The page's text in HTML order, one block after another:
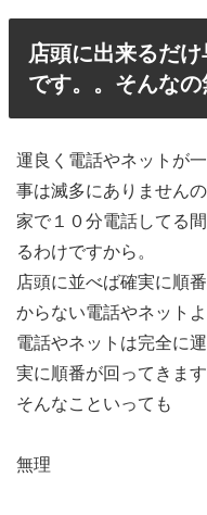
店頭に出来るだ
です。。そんなの
運良く電話やネットが
事は滅多にありませんの
家で１０分電話してる
るわけですから。
店頭に並べば確実に順
からない電話やネット
電話やネットは完全に
実に順番が回ってきます
そんなこといっても
無理